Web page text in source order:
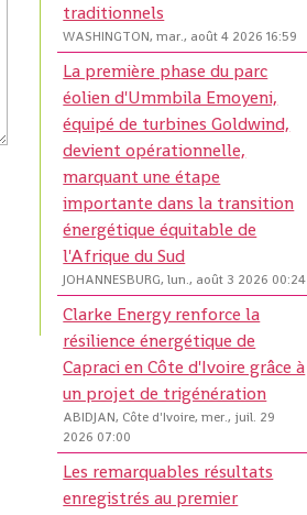
traditionnels
WASHINGTON, mar., août 4 2026 16:59
La première phase du parc
éolien d'Ummbila Emoyeni,
équipé de turbines Goldwind,
devient opérationnelle,
marquant une étape
importante dans la transition
énergétique équitable de
l'Afrique du Sud
JOHANNESBURG, lun., août 3 2026 00:24
Clarke Energy renforce la
résilience énergétique de
Capraci en Côte d'Ivoire grâce à
un projet de trigénération
ABIDJAN, Côte d'Ivoire, mer., juil. 29
2026 07:00
Les remarquables résultats
enregistrés au premier